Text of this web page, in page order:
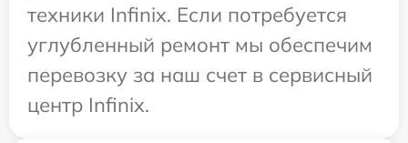
техники Infinix. Если потребуется
углубленный ремонт мы обеспечим
перевозку за наш счет в сервисный
центр Infinix.